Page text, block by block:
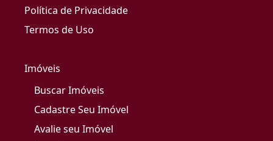
Política de Privacidade
Termos de Uso
Imóveis
Buscar Imóveis
Cadastre Seu Imóvel
Avalie seu Imóvel